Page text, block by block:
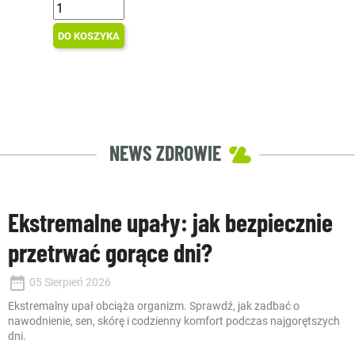
DO KOSZYKA
NEWS ZDROWIE
Ekstremalne upały: jak bezpiecznie
przetrwać gorące dni?
date_range 05 Sierpień 2026
Ekstremalny upał obciąża organizm. Sprawdź, jak zadbać o
nawodnienie, sen, skórę i codzienny komfort podczas najgorętszych
dni.